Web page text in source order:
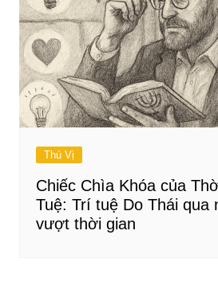
Thú Vị
Chiếc Chìa Khóa của
Tuệ: Trí tuệ Do Thái qua
vượt thời gian